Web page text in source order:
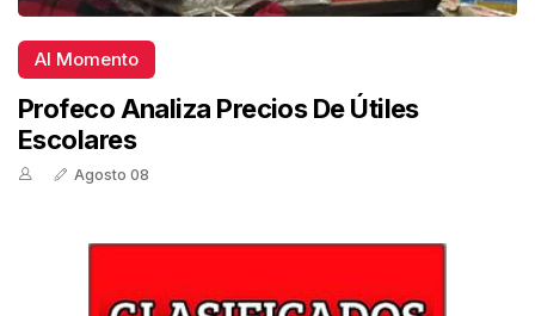
Al Momento
Profeco Analiza Precios De Útiles
Escolares
Agosto 08